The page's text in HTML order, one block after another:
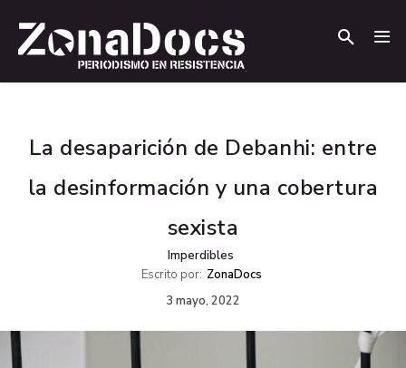
La desaparición de Debanhi: entre
la desinformación y una cobertura
sexista
Imperdibles
Escrito por: ZonaDocs
3 mayo, 2022